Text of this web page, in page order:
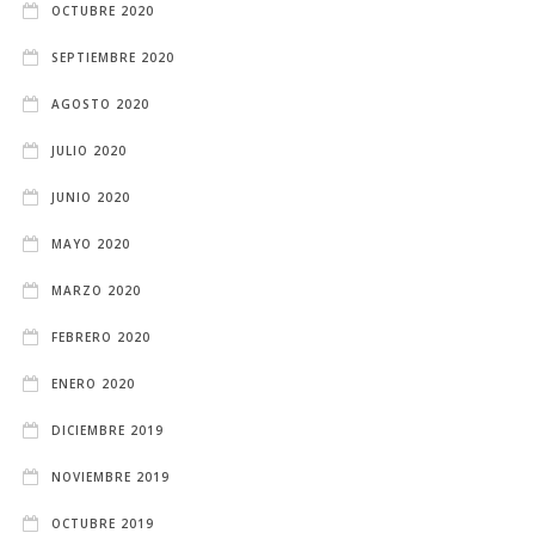
OCTUBRE 2020
SEPTIEMBRE 2020
AGOSTO 2020
JULIO 2020
JUNIO 2020
MAYO 2020
MARZO 2020
FEBRERO 2020
ENERO 2020
DICIEMBRE 2019
NOVIEMBRE 2019
OCTUBRE 2019